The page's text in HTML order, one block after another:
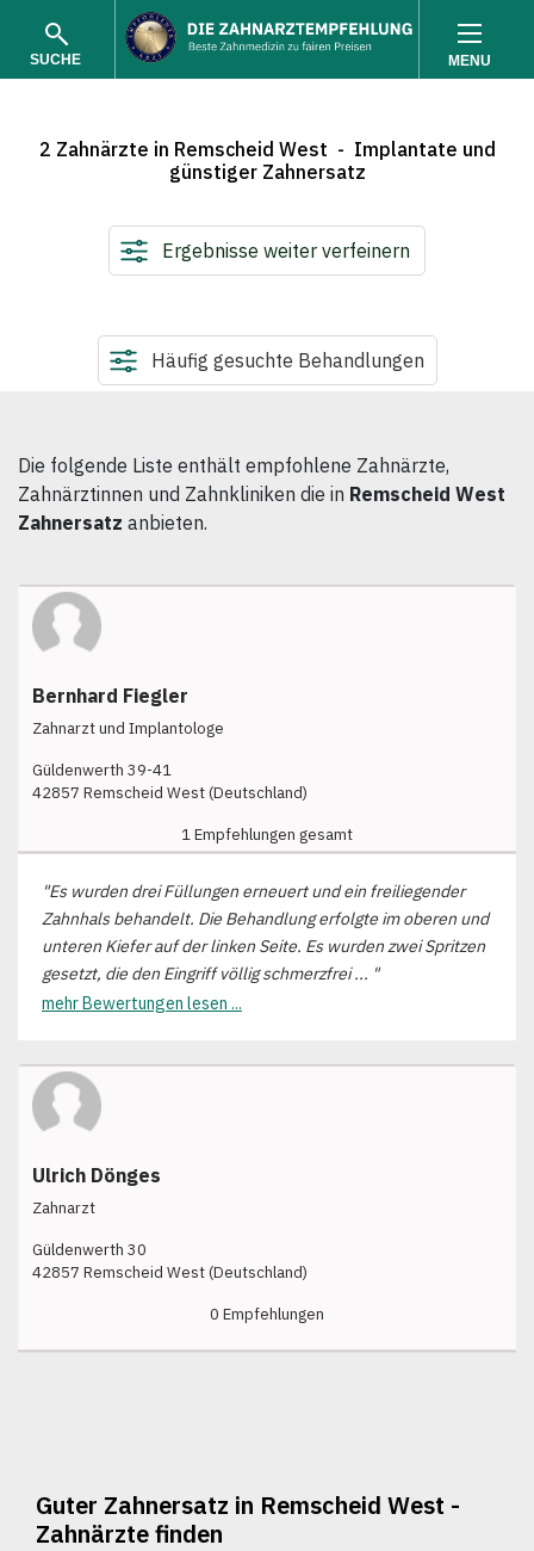
SUCHE MENU
2 Zahnärzte in Remscheid West - Implantate und
günstiger Zahnersatz
Ergebnisse weiter verfeinern
Häufig gesuchte Behandlungen
Die folgende Liste enthält empfohlene Zahnärzte,
Zahnärztinnen und Zahnkliniken die in Remscheid West
Zahnersatz anbieten.
Bernhard Fiegler
Zahnarzt und Implantologe
Güldenwerth 39-41
42857 Remscheid West (Deutschland)
1 Empfehlungen gesamt
"Es wurden drei Füllungen erneuert und ein freiliegender
Zahnhals behandelt. Die Behandlung erfolgte im oberen und
unteren Kiefer auf der linken Seite. Es wurden zwei Spritzen
gesetzt, die den Eingriff völlig schmerzfrei ... "
mehr Bewertungen lesen ...
Ulrich Dönges
Zahnarzt
Güldenwerth 30
42857 Remscheid West (Deutschland)
0 Empfehlungen
Guter Zahnersatz in Remscheid West -
Zahnärzte finden